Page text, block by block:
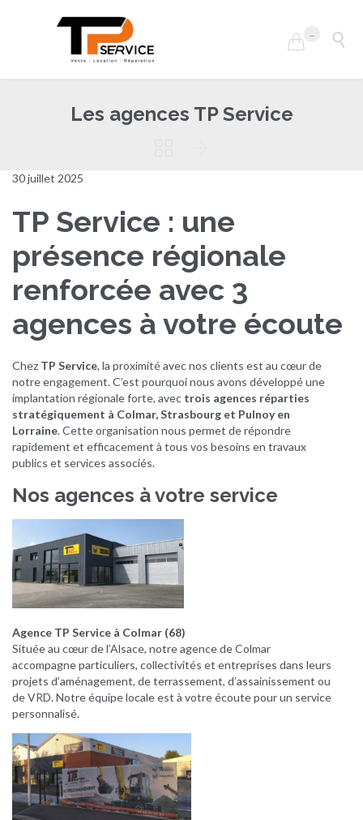
 
Les agences TP Service
30 juillet 2025
TP Service : une
présence régionale
renforcée avec 3
agences à votre écoute
Chez TP Service, la proximité avec nos clients est au cœur de
notre engagement. C’est pourquoi nous avons développé une
implantation régionale forte, avec trois agences réparties
stratégiquement à Colmar, Strasbourg et Pulnoy en
Lorraine. Cette organisation nous permet de répondre
rapidement et efficacement à tous vos besoins en travaux
publics et services associés.
Nos agences à votre service
Agence TP Service à Colmar (68)
Située au cœur de l’Alsace, notre agence de Colmar
accompagne particuliers, collectivités et entreprises dans leurs
projets d’aménagement, de terrassement, d’assainissement ou
de VRD. Notre équipe locale est à votre écoute pour un service
personnalisé.